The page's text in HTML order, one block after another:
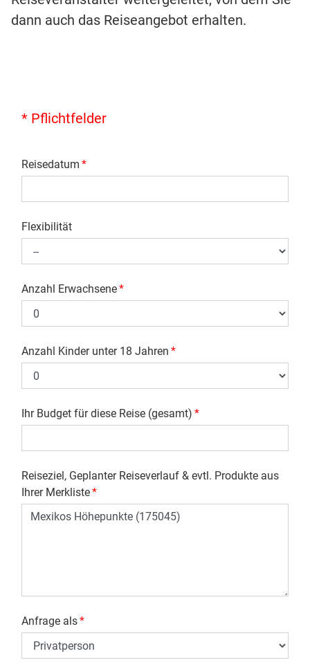
dann auch das Reiseangebot erhalten.
* Pflichtfelder
Reisedatum *
Flexibilität
Anzahl Erwachsene*
Anzahl Kinder unter 18 Jahren *
Ihr Budget für diese Reise (gesamt) *
Reiseziel, Geplanter Reiseverlauf & evtl. Produkte aus
Ihrer Merkliste*
Anfrage als*